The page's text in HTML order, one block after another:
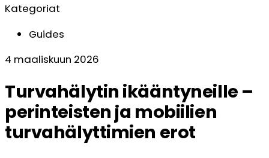
Kategoriat
Guides
4 maaliskuun 2026
Turvahälytin ikääntyneille –
perinteisten ja mobiilien
turvahälyttimien erot